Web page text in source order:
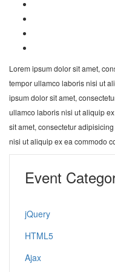
Lorem ipsum dolor sit amet,
tempor ullamco laboris nisi ut
ipsum dolor sit amet,
ullamco laboris nisi ut aliquip
sit amet, consectetur
nisi ut aliquip ex ea commodo
Event
jQuery
HTML5
Ajax